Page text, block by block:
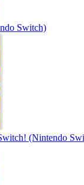
Switch)
(Nintendo